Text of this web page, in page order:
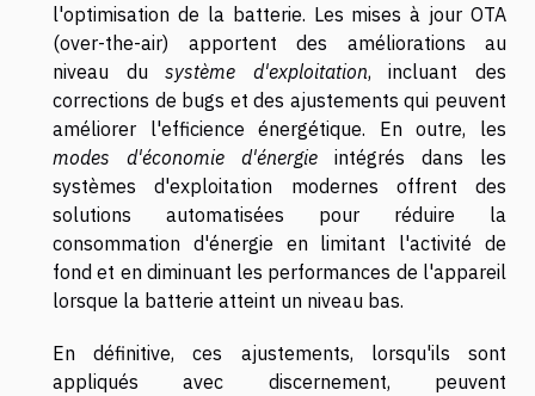
l'optimisation de la batterie. Les mises à jour OTA
(over-the-air) apportent des améliorations au
niveau dusystème d'exploitation, incluant des
corrections de bugs et des ajustements qui peuvent
améliorer l'efficience énergétique. En outre, les
modes d'économie d'énergie intégrés dans les
systèmes d'exploitation modernes offrent des
solutions automatisées pour réduire la
consommation d'énergie en limitant l'activité de
fond et en diminuant les performances de l'appareil
lorsque la batterie atteint un niveau bas.
En définitive, ces ajustements, lorsqu'ils sont
appliqués avec discernement, peuvent